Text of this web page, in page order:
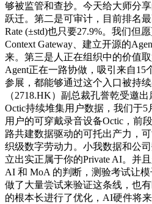
够被监管和查抄。今天给大师分
跃迁。第二是可审计，目前排名最
Rate (±std)也只要27.9%。我们但
Context Gateway、建立开源的
来。第三是人正在组织中的价值
Agent正在一路协做，吸引来自15
参展，都能够通过这个入口被持
（2718.HK）副总裁孔誉乾受邀
Octic持续堆集用户数据，我们于
用户的可穿戴录音设备Octic，前
路共建数据驱动的可托出产力，
织级数字劳动力。小我数据和公
立出实正属于你的Private AI。并
AI 和 MoA 的判断，测验考试让
做了大量尝试来验证这条线，也
的根本长进行了优化，AI硬件将